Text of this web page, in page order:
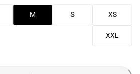
XS
S
M
XXL